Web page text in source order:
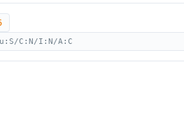
C:N/I:N/A:C